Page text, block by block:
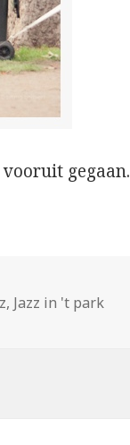
gegaan.
, Jazz in 't park